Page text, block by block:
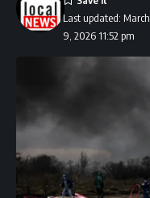
Last updated: March
9, 2026 11:52 pm